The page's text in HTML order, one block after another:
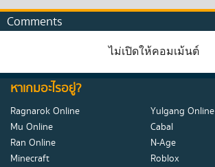
Comments
ไม่เปิดให้คอมเม้นต์
หาเกมอะไรอยู่?
Ragnarok Online
Yulgang Online
Mu Online
Cabal
Ran Online
N-Age
Minecraft
Roblox